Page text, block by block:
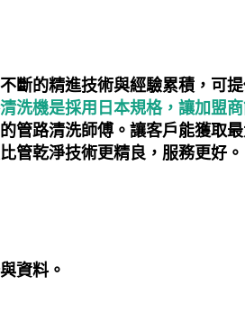
不斷的精進技術與經驗累積，可
洗機是採用日本規格，讓加盟
管路清洗師傅。讓客戶能獲取
管乾淨技術更精良，服務更好。
資料。